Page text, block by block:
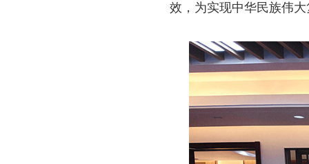
效，为实现中华民族伟